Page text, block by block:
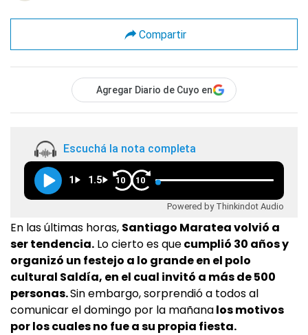
Compartir
Agregar Diario de Cuyo en
Escuchá la nota completa
1 1.5 10 10
Powered by Thinkindot Audio
En las últimas horas, Santiago Maratea volvió a
ser tendencia. Lo cierto es quecumplió 30 años y
organizó un festejo a lo grande en el polo
cultural Saldía, en el cual invitó a más de 500
personas.Sin embargo, sorprendió a todos al
comunicar el domingo por la mañanalos motivos
por los cuales no fue a su propia fiesta.